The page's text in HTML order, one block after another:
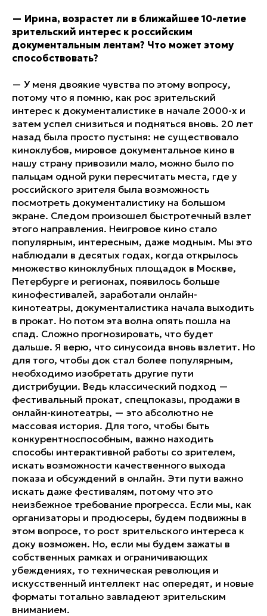
— Ирина, возрастет ли в ближайшее 10-летие
зрительский интерес к российским
документальным лентам? Что может этому
способствовать?
— У меня двоякие чувства по этому вопросу,
потому что я помню, как рос зрительский
интерес к документалистике в начале 2000-х и
затем успел снизиться и подняться вновь. 20 лет
назад была просто пустыня: не существовало
киноклубов, мировое документальное кино в
нашу страну привозили мало, можно было по
пальцам одной руки пересчитать места, где у
российского зрителя была возможность
посмотреть документалистику на большом
экране. Следом произошел быстротечный взлет
этого направления. Неигровое кино стало
популярным, интересным, даже модным. Мы это
наблюдали в десятых годах, когда открылось
множество киноклубных площадок в Москве,
Петербурге и регионах, появилось больше
кинофестивалей, заработали онлайн-
кинотеатры, документалистика начала выходить
в прокат. Но потом эта волна опять пошла на
спад. Сложно прогнозировать, что будет
дальше. Я верю, что синусоида вновь взлетит. Но
для того, чтобы док стал более популярным,
необходимо изобретать другие пути
дистрибуции. Ведь классический подход —
фестивальный прокат, спецпоказы, продажи в
онлайн-кинотеатры, — это абсолютно не
массовая история. Для того, чтобы быть
конкурентноспособным, важно находить
способы интерактивной работы со зрителем,
искать возможности качественного выхода
показа и обсуждений в онлайн. Эти пути важно
искать даже фестивалям, потому что это
неизбежное требование прогресса. Если мы, как
организаторы и продюсеры, будем подвижны в
этом вопросе, то рост зрительского интереса к
доку возможен. Но, если мы будем зажаты в
собственных рамках и ограничивающих
убеждениях, то техническая революция и
искусственный интеллект нас опередят, и новые
форматы тотально завладеют зрительским
вниманием.